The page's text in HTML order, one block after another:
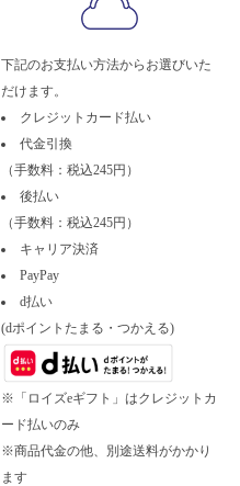
下記のお支払い方法からお選びいた
だけます。
クレジットカード払い
代金引換
（手数料：税込245円）
後払い
（手数料：税込245円）
キャリア決済
PayPay
d払い
(dポイントたまる・つかえる)
※「ロイズeギフト」はクレジットカ
ード払いのみ
※商品代金の他、別途送料がかかり
ます